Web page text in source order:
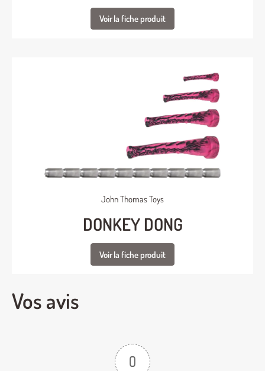
Voir la fiche produit
John Thomas Toys
DONKEY DONG
Voir la fiche produit
Vos avis
0